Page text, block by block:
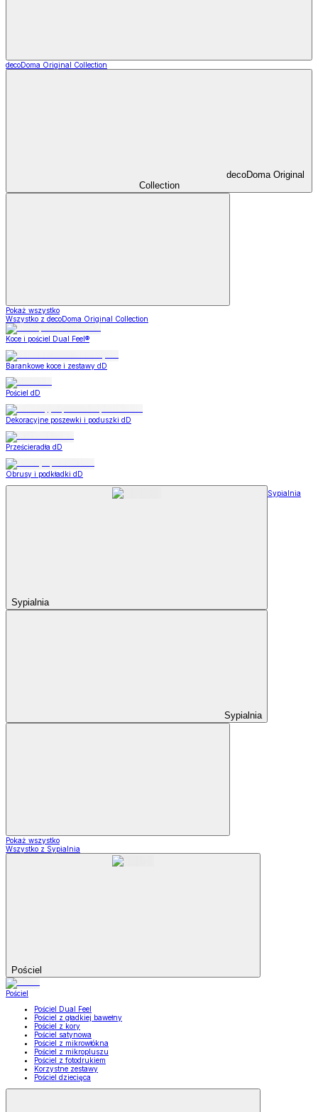
decoDoma Original Collection
decoDoma Original
Collection
Pokaż wszystko
Wszystko z decoDoma Original Collection
Koce i pościel Dual Feel®
Barankowe koce i zestawy dD
Pościel dD
Dekoracyjne poszewki i poduszki dD
Prześcieradła dD
Obrusy i podkładki dD
Sypialnia
Sypialnia
Sypialnia
Pokaż wszystko
Wszystko z Sypialnia
Pościel
Pościel
Pościel Dual Feel
Pościel z gładkiej bawełny
Pościel z kory
Pościel satynowa
Pościel z mikrowłókna
Pościel z mikropluszu
Pościel z fotodrukiem
Korzystne zestawy
Pościel dziecięca